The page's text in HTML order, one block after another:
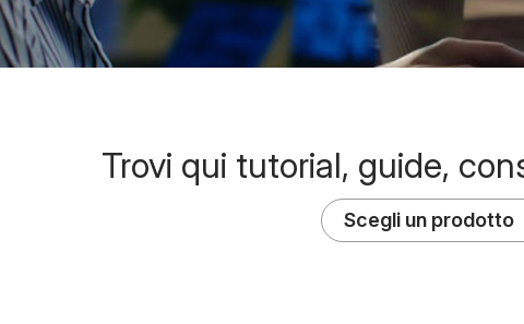
Trovi qui tutorial, guide,
Scegli un prodotto